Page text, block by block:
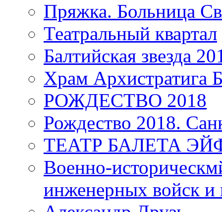
Пряжка. Больница
Театральный квартал
Балтийская звезда
Храм
РОЖДЕСТВО 2018
Рождество 2018.
ТЕАТР БАЛЕТА
Военно-
инженерных войск и